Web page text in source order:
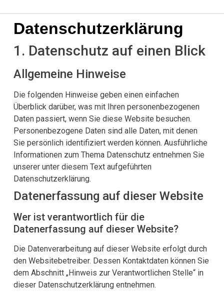
Datenschutzerklärung
1. Datenschutz auf einen Blick
Allgemeine Hinweise
Die folgenden Hinweise geben einen einfachen
Überblick darüber, was mit Ihren personenbezogenen
Daten passiert, wenn Sie diese Website besuchen.
Personenbezogene Daten sind alle Daten, mit denen
Sie persönlich identifiziert werden können. Ausführliche
Informationen zum Thema Datenschutz entnehmen Sie
unserer unter diesem Text aufgeführten
Datenschutzerklärung.
Datenerfassung auf dieser Website
Wer ist verantwortlich für die
Datenerfassung auf dieser Website?
Die Datenverarbeitung auf dieser Website erfolgt durch
den Websitebetreiber. Dessen Kontaktdaten können Sie
dem Abschnitt „Hinweis zur Verantwortlichen Stelle“ in
dieser Datenschutzerklärung entnehmen.